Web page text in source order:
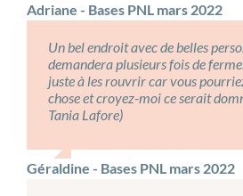
Adriane - Bases PNL mars 2022
Un bel endroit avec de belles
demandera plusieurs fois de
juste à les rouvrir car vous
chose et croyez-moi ce serait
Tania Lafore)
Géraldine - Bases PNL mars 2022